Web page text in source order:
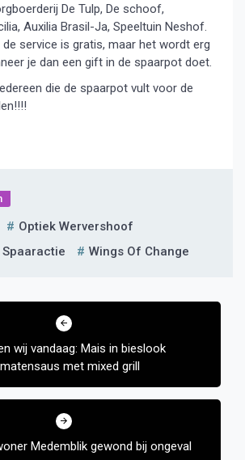
De Tulp, De schoof,
Auxilia Brasil-Ja, Speeltuin Neshof.
de service is gratis, maar het wordt erg
je dan een gift in de spaarpot doet.
die de spaarpot vult voor de
Optiek Wervershoof
Spaaractie Wings Of Change
wij vandaag: Mais in bieslook
met mixed grill
Medemblik gewond bij ongeval